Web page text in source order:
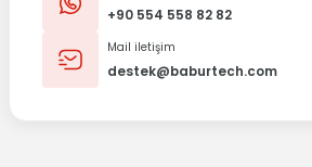
+90 554 558 82 82
Mail iletişim
destek@baburtech.com